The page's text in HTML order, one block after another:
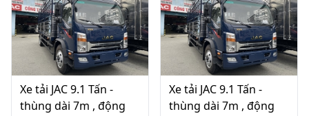
Xe tải JAC 9.1 Tấn -
thùng dài 7m , động
Xe tải JAC 9.1 Tấn -
thùng dài 7m , động